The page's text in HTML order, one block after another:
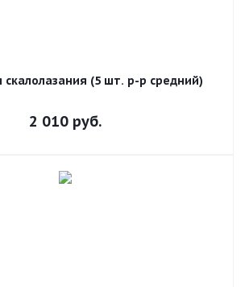
скалолазания (5 шт. р-р средний)
2 010 руб.